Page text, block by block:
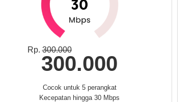
Rp.300.000
300.000
Cocok untuk 5 perangkat
Kecepatan hingga 30 Mbps